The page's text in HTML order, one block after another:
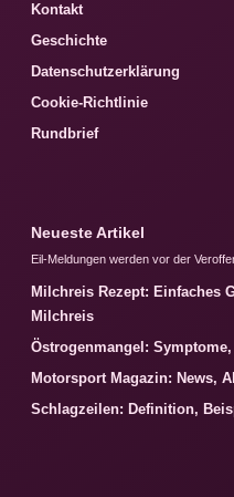
Kontakt
Geschichte
Datenschutzerklärung
Cookie-Richtlinie
Rundbrief
Neueste Artikel
Eil-Meldungen werden vor der
Milchreis Rezept: Einfaches
Milchreis
Östrogenmangel:
Motorsport Magazin: News,
Schlagzeilen: Definition,